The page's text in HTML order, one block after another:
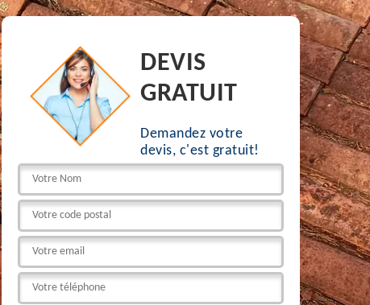
DEVIS
GRATUIT
Demandez votre
devis, c'est gratuit!